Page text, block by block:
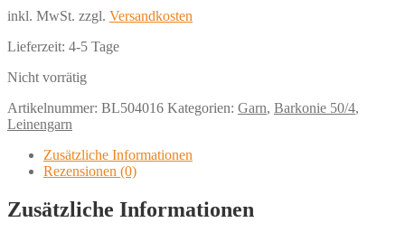
inkl. MwSt. zzgl. Versandkosten
Lieferzeit: 4-5 Tage
Nicht vorrätig
Artikelnummer: BL504016 Kategorien: Garn, Barkonie 50/4,
Leinengarn
Zusätzliche Informationen
Rezensionen (0)
Zusätzliche Informationen